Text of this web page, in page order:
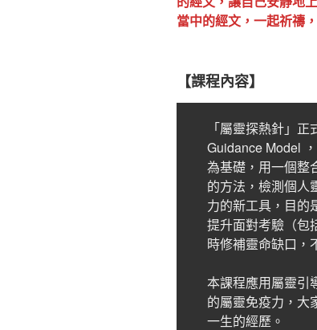
當中的經文，一起祈禱
【課程內容】
「屬靈探熱針」
Guidance Model
為基礎，用一個整
的方法，檢測個人
力的新工具，目的
提升面對考驗（包
時修補靈命缺口，
本課程應用屬靈引
的屬靈免疫力，大
一生的經歷。